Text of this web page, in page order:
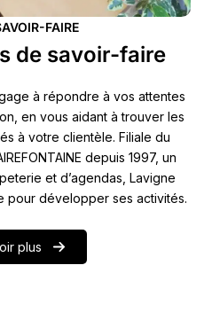
FAIRE
de savoir-faire
à répondre à vos attentes
en vous aidant à trouver les
à votre clientèle. Filiale du
depuis 1997, un
et d’agendas, Lavigne
pour développer ses activités.
plus